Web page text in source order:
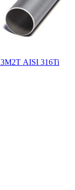
AISI 316Ti